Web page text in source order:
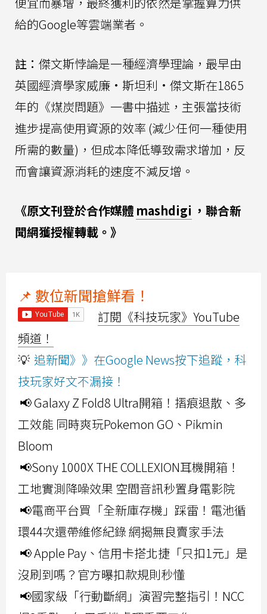
給的Google等雲端業者。
註： 傑文斯悖論是一種經濟學理論，最早由
英國經濟學家威廉·斯坦利·傑文斯在1865
年的《煤炭問題》一書中描述，主張當技術
進步提高使用資源的效率 (減少任何一種使用
所需的數量)，但成本降低導致需求增加，反
而會讓資源消耗的速度不減反增。
《原文刊登於合作媒體 mashdigi ，聯合新
聞網獲授權轉載。》
📌 數位新聞搶鮮看！
訂閱《科技玩家》YouTube
頻道！
💡 追新聞》》在Google News按下追蹤，科
技玩家好文不漏接！
📢 Galaxy Z Fold8 Ultra開箱！摺痕退散、多
工效能 同時爽玩Pokemon GO、Pikmin
Bloom
📢Sony 1000X THE COLLEXION耳機開箱！
工地實測降噪效果 空間音訊秒置身電影院
📢電商平台買「全新庫存機」踩雷！電池循
環44次還帶維修紀錄 網揭無良賣家手法
📢 Apple Pay、信用卡搭北捷「只扣1元」是
沒刷到嗎？官方曝扣款規則秒懂
📢國家級「行動斷網」演習完整指引！NCC